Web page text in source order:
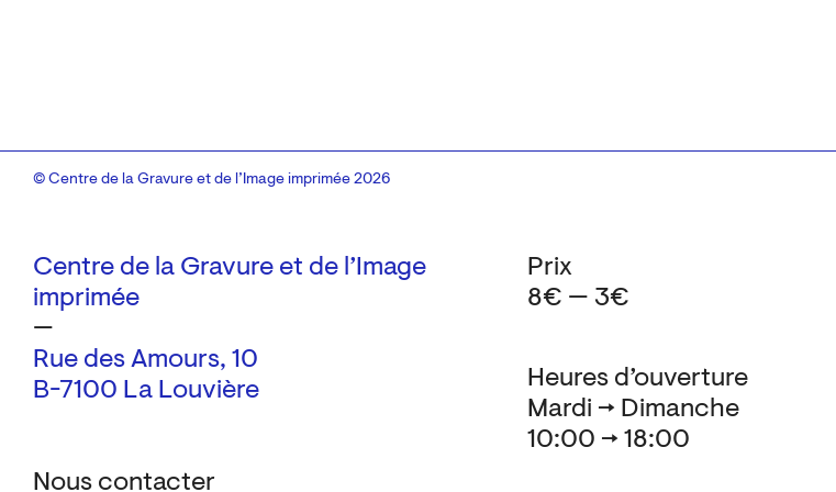
Centre de la Gravure et de l’Image
imprimée
—
Rue des Amours, 10
B-7100 La Louvière
Nous contacter
Heures d’ouverture
Mardi → Dimanche
10:00 → 18:00
Prix
8€ — 3€
© Centre de la Gravure et de l’Image imprimée 2026